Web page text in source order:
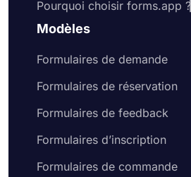
Pourquoi choisir forms.app ?
Modèles
Formulaires de demande
Formulaires de réservation
Formulaires de feedback
Formulaires d’inscription
Formulaires de commande